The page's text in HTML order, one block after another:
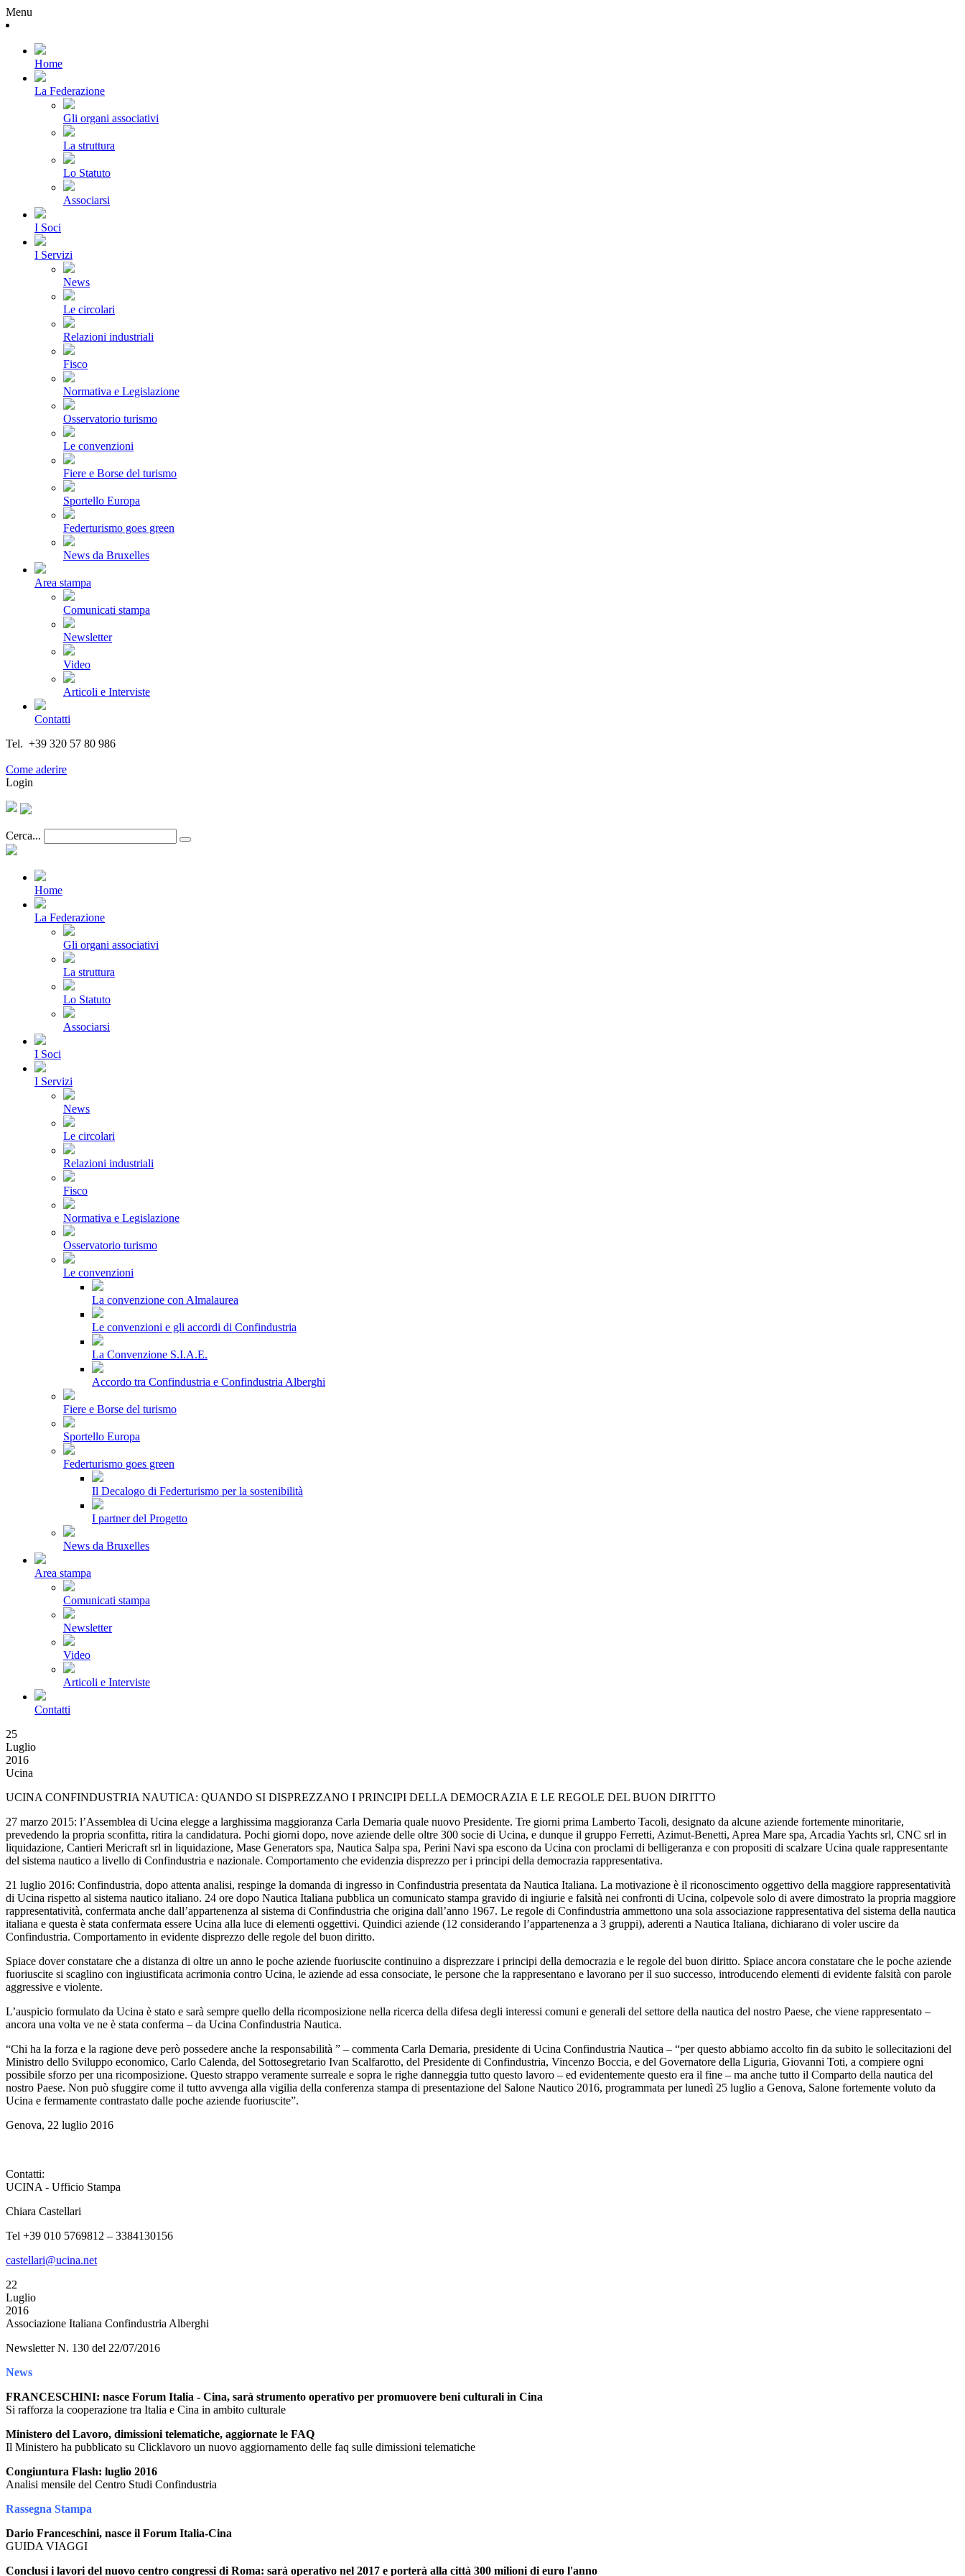
Menu
Home
La Federazione
Gli organi associativi
La struttura
Lo Statuto
Associarsi
I Soci
I Servizi
News
Le circolari
Relazioni industriali
Fisco
Normativa e Legislazione
Osservatorio turismo
Le convenzioni
Fiere e Borse del turismo
Sportello Europa
Federturismo goes green
News da Bruxelles
Area stampa
Comunicati stampa
Newsletter
Video
Articoli e Interviste
Contatti
Tel. +39 320 57 80 986
Come aderire
Login
Cerca...
Home
La Federazione
Gli organi associativi
La struttura
Lo Statuto
Associarsi
I Soci
I Servizi
News
Le circolari
Relazioni industriali
Fisco
Normativa e Legislazione
Osservatorio turismo
Le convenzioni
La convenzione con Almalaurea
Le convenzioni e gli accordi di Confindustria
La Convenzione S.I.A.E.
Accordo tra Confindustria e Confindustria Alberghi
Fiere e Borse del turismo
Sportello Europa
Federturismo goes green
Il Decalogo di Federturismo per la sostenibilità
I partner del Progetto
News da Bruxelles
Area stampa
Comunicati stampa
Newsletter
Video
Articoli e Interviste
Contatti
25
Luglio
2016
Ucina
UCINA CONFINDUSTRIA NAUTICA: QUANDO SI DISPREZZANO I PRINCIPI DELLA DEMOCRAZIA E LE REGOLE DEL BUON DIRITTO
27 marzo 2015: l’Assemblea di Ucina elegge a larghissima maggioranza Carla Demaria quale nuovo Presidente. Tre giorni prima Lamberto Tacoli, designato da alcune aziende fortemente minoritarie,
prevedendo la propria sconfitta, ritira la candidatura. Pochi giorni dopo, nove aziende delle oltre 300 socie di Ucina, e dunque il gruppo Ferretti, Azimut-Benetti, Aprea Mare spa, Arcadia Yachts srl, CNC srl in
liquidazione, Cantieri Mericraft srl in liquidazione, Mase Generators spa, Nautica Salpa spa, Perini Navi spa escono da Ucina con proclami di belligeranza e con propositi di scalzare Ucina quale rappresentante
del sistema nautico a livello di Confindustria e nazionale. Comportamento che evidenzia disprezzo per i principi della democrazia rappresentativa.
21 luglio 2016: Confindustria, dopo attenta analisi, respinge la domanda di ingresso in Confindustria presentata da Nautica Italiana. La motivazione è il riconoscimento oggettivo della maggiore rappresentatività
di Ucina rispetto al sistema nautico italiano. 24 ore dopo Nautica Italiana pubblica un comunicato stampa gravido di ingiurie e falsità nei confronti di Ucina, colpevole solo di avere dimostrato la propria maggiore
rappresentatività, confermata anche dall’appartenenza al sistema di Confindustria che origina dall’anno 1967. Le regole di Confindustria ammettono una sola associazione rappresentativa del sistema della nautica
italiana e questa è stata confermata essere Ucina alla luce di elementi oggettivi. Quindici aziende (12 considerando l’appartenenza a 3 gruppi), aderenti a Nautica Italiana, dichiarano di voler uscire da
Confindustria. Comportamento in evidente disprezzo delle regole del buon diritto.
Spiace dover constatare che a distanza di oltre un anno le poche aziende fuoriuscite continuino a disprezzare i principi della democrazia e le regole del buon diritto. Spiace ancora constatare che le poche aziende
fuoriuscite si scaglino con ingiustificata acrimonia contro Ucina, le aziende ad essa consociate, le persone che la rappresentano e lavorano per il suo successo, introducendo elementi di evidente falsità con parole
aggressive e violente.
L’auspicio formulato da Ucina è stato e sarà sempre quello della ricomposizione nella ricerca della difesa degli interessi comuni e generali del settore della nautica del nostro Paese, che viene rappresentato –
ancora una volta ve ne è stata conferma – da Ucina Confindustria Nautica.
“Chi ha la forza e la ragione deve però possedere anche la responsabilità ” – commenta Carla Demaria, presidente di Ucina Confindustria Nautica – “per questo abbiamo accolto fin da subito le sollecitazioni del
Ministro dello Sviluppo economico, Carlo Calenda, del Sottosegretario Ivan Scalfarotto, del Presidente di Confindustria, Vincenzo Boccia, e del Governatore della Liguria, Giovanni Toti, a compiere ogni
possibile sforzo per una ricomposizione. Questo strappo veramente surreale e sopra le righe danneggia tutto questo lavoro – ed evidentemente questo era il fine – ma anche tutto il Comparto della nautica del
nostro Paese. Non può sfuggire come il tutto avvenga alla vigilia della conferenza stampa di presentazione del Salone Nautico 2016, programmata per lunedì 25 luglio a Genova, Salone fortemente voluto da
Ucina e fermamente contrastato dalle poche aziende fuoriuscite”.
Genova, 22 luglio 2016
Contatti:
UCINA - Ufficio Stampa
Chiara Castellari
Tel +39 010 5769812 – 3384130156
castellari@ucina.net
22
Luglio
2016
Associazione Italiana Confindustria Alberghi
Newsletter N. 130 del 22/07/2016
News
FRANCESCHINI: nasce Forum Italia - Cina, sarà strumento operativo per promuovere beni culturali in Cina
Si rafforza la cooperazione tra Italia e Cina in ambito culturale
Ministero del Lavoro, dimissioni telematiche, aggiornate le FAQ
Il Ministero ha pubblicato su Clicklavoro un nuovo aggiornamento delle faq sulle dimissioni telematiche
Congiuntura Flash: luglio 2016
Analisi mensile del Centro Studi Confindustria
Rassegna Stampa
Dario Franceschini, nasce il Forum Italia-Cina
GUIDA VIAGGI
Conclusi i lavori del nuovo centro congressi di Roma: sarà operativo nel 2017 e porterà alla città 300 milioni di euro l'anno